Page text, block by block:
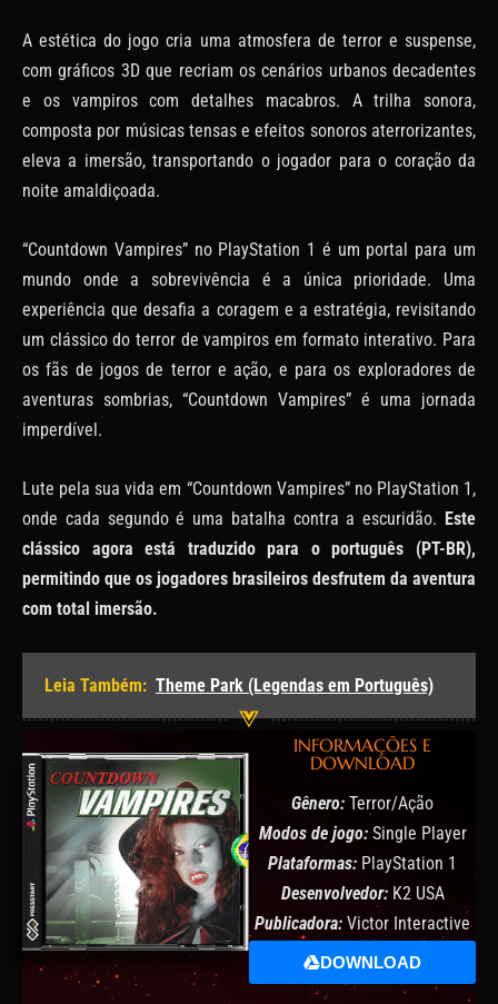
A estética do jogo cria uma atmosfera de terror e suspense,
com gráficos 3D que recriam os cenários urbanos decadentes
e os vampiros com detalhes macabros. A trilha sonora,
composta por músicas tensas e efeitos sonoros aterrorizantes,
eleva a imersão, transportando o jogador para o coração da
noite amaldiçoada.
“Countdown Vampires” no PlayStation 1 é um portal para um
mundo onde a sobrevivência é a única prioridade. Uma
experiência que desafia a coragem e a estratégia, revisitando
um clássico do terror de vampiros em formato interativo. Para
os fãs de jogos de terror e ação, e para os exploradores de
aventuras sombrias, “Countdown Vampires” é uma jornada
imperdível.
Lute pela sua vida em “Countdown Vampires” no PlayStation 1,
onde cada segundo é uma batalha contra a escuridão. Este
clássico agora está traduzido para o português (PT-BR),
permitindo que os jogadores brasileiros desfrutem da aventura
com total imersão.
Leia Também: Theme Park (Legendas em Português)
INFORMAÇÕES E
DOWNLOAD
Gênero: Terror/Ação
Modos de jogo:Single Player
Plataformas: PlayStation 1
Desenvolvedor:K2 USA
Publicadora: Victor Interactive
Software
DOWNLOAD